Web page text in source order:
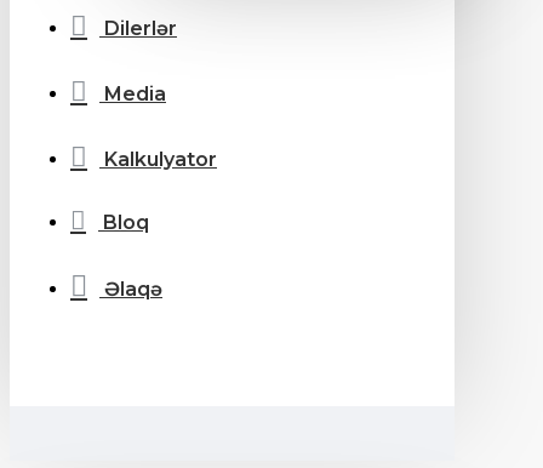
Dilerlər
Media
Kalkulyator
Bloq
Əlaqə